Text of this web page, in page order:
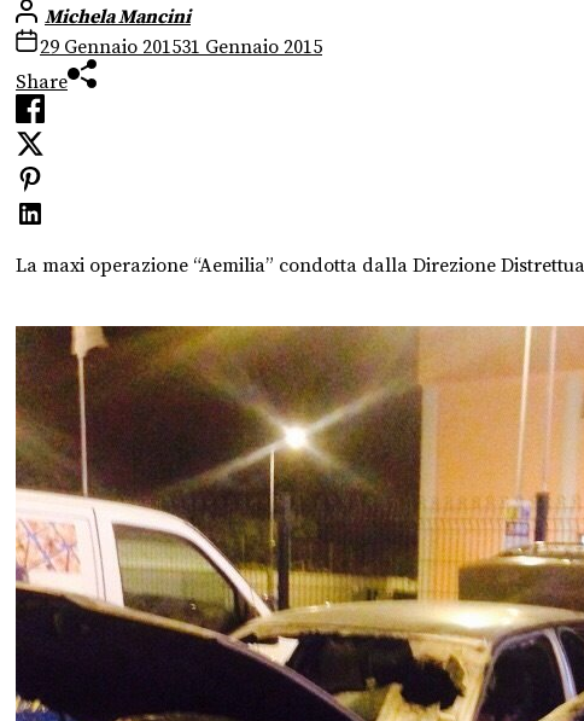
Michela Mancini
29 Gennaio 201531 Gennaio 2015
Share
La maxi operazione “Aemilia” condotta dalla Direzione